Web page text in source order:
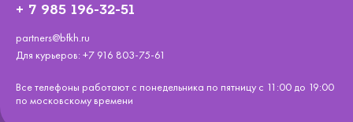
+ 7 985 196-32-51
partners@bfkh.ru
Для курьеров: +7 916 803-75-61
Все телефоны работают с понедельника по пятницу с 11:00 до 19:00
по московскому времени